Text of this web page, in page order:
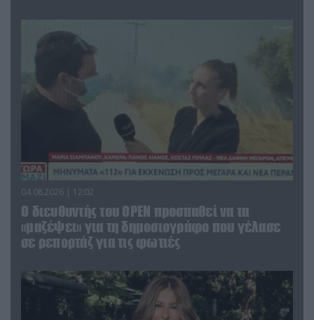
04.08.2026 | 12:02
O διευθυντής του OPEN προσπαθεί να τα
«μαζέψει» για τη δημοσιογράφο που γέλασε
σε ρεπορτάζ για τις φωτιές